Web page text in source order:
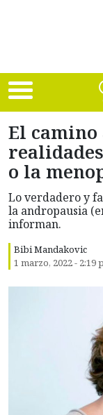
El
o la
Lo verdadero y
la andropausia
informan.
Bibi Mandakovic
1 marzo, 2022 - 2:19